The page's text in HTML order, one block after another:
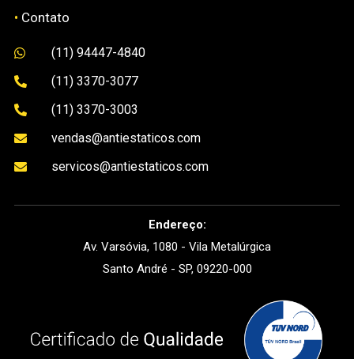
• Contato
 (11) 94447-4840
 (11) 3370-3077
 (11) 3370-3003
 vendas@antiestaticos.com
 servicos@antiestaticos.com
Endereço:
Av. Varsóvia, 1080 - Vila Metalúrgica
Santo André - SP, 09220-000